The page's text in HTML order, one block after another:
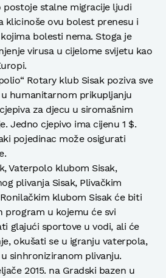
postoje stalne migracije ljudi
klicinoše ovu bolest prenesu i
bolesti nema. Stoga je
virusa u cijelome svijetu kao
Rotary klub Sisak poziva sve
humanitarnom prikupljanju
za djecu u siromašnim
Jedno cjepivo ima cijenu 1 $.
pojedinac može osigurati
Vaterpolo klubom Sisak,
plivanja Sisak, Plivačkim
klubom Sisak će biti
program u kojemu će svi
glajući sportove u vodi, ali će
okušati se u igranju vaterpola,
sinhroniziranom plivanju.
2015. na Gradski bazen u